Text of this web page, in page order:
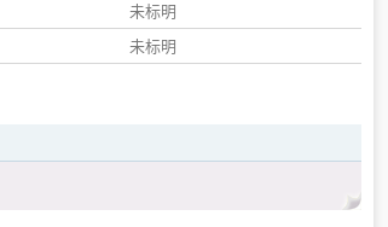
未标明
未标明